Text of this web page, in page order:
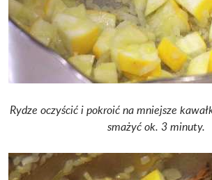
Rydze oczyścić i pokroić na mniejsze
smażyć ok. 3 minuty.